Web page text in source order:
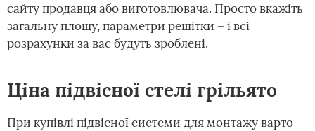
сайту продавця або виготовлювача. Просто вкажіть
загальну площу, параметри решітки – і всі
розрахунки за вас будуть зроблені.
Ціна підвісної стелі грільято
При купівлі підвісної системи для монтажу варто